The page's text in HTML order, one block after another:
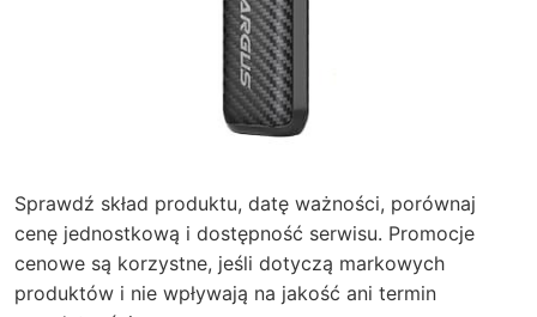
Sprawdź skład produktu, datę ważności, porównaj
cenę jednostkową i dostępność serwisu. Promocje
cenowe są korzystne, jeśli dotyczą markowych
produktów i nie wpływają na jakość ani termin